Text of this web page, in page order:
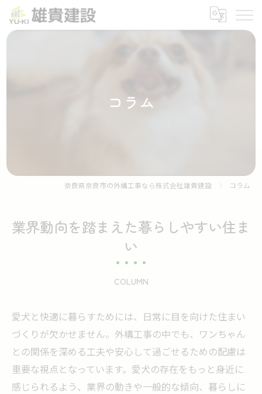
コラム
奈良県奈良市の外構工事なら株式会社雄貴建設 コラム
業界動向を踏まえた暮らしやすい住ま
い
COLUMN
愛犬と快適に暮らすためには、日常に目を向けた住まい
づくりが欠かせません。外構工事の中でも、ワンちゃん
との関係を深める工夫や安心して過ごせるための配慮は
重要な視点となっています。愛犬の存在をもっと身近に
感じられるよう、業界の動きや一般的な傾向、暮らしに